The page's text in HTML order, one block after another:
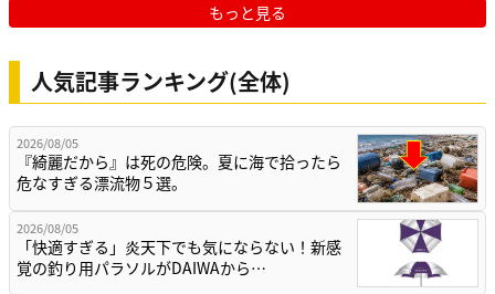
もっと見る
人気記事ランキング(全体)
2026/08/05
『綺麗だから』は死の危険。夏に海で拾ったら
危なすぎる漂流物５選。
2026/08/05
「快適すぎる」炎天下でも気にならない！新感
覚の釣り用パラソルがDAIWAから…